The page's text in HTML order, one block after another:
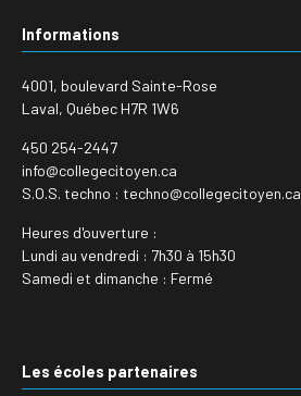
Informations
4001, boulevard Sainte-Rose
Laval, Québec H7R 1W6
450 254-2447
info@collegecitoyen.ca
S.O.S. techno : techno@collegecitoyen.ca
Heures d'ouverture :
Lundi au vendredi : 7h30 à 15h30
Samedi et dimanche : Fermé
Les écoles partenaires